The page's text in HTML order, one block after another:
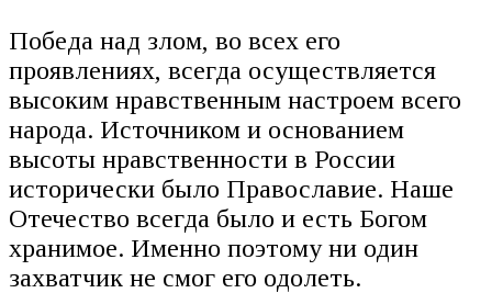
Победа над злом, во всех его
проявлениях, всегда осуществляется
высоким нравственным настроем всего
народа. Источником и основанием
высоты нравственности в России
исторически было Православие. Наше
Отечество всегда было и есть Богом
хранимое. Именно поэтому ни один
захватчик не смог его одолеть.